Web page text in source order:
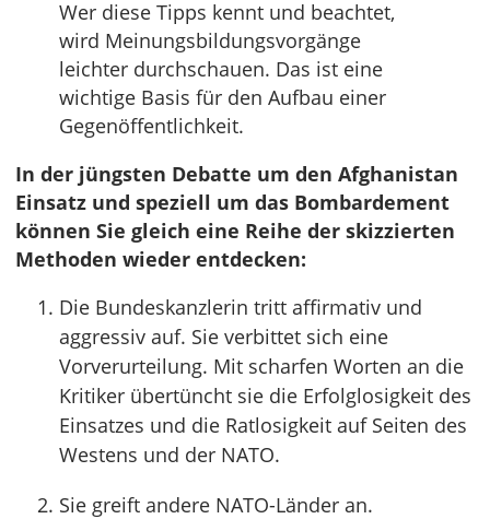
Wer diese Tipps kennt und beachtet,
wird Meinungsbildungsvorgänge
leichter durchschauen. Das ist eine
wichtige Basis für den Aufbau einer
Gegenöffentlichkeit.
In der jüngsten Debatte um den Afghanistan
Einsatz und speziell um das Bombardement
können Sie gleich eine Reihe der skizzierten
Methoden wieder entdecken:
Die Bundeskanzlerin tritt affirmativ und
aggressiv auf. Sie verbittet sich eine
Vorverurteilung. Mit scharfen Worten an die
Kritiker übertüncht sie die Erfolglosigkeit des
Einsatzes und die Ratlosigkeit auf Seiten des
Westens und der NATO.
Sie greift andere NATO-Länder an.